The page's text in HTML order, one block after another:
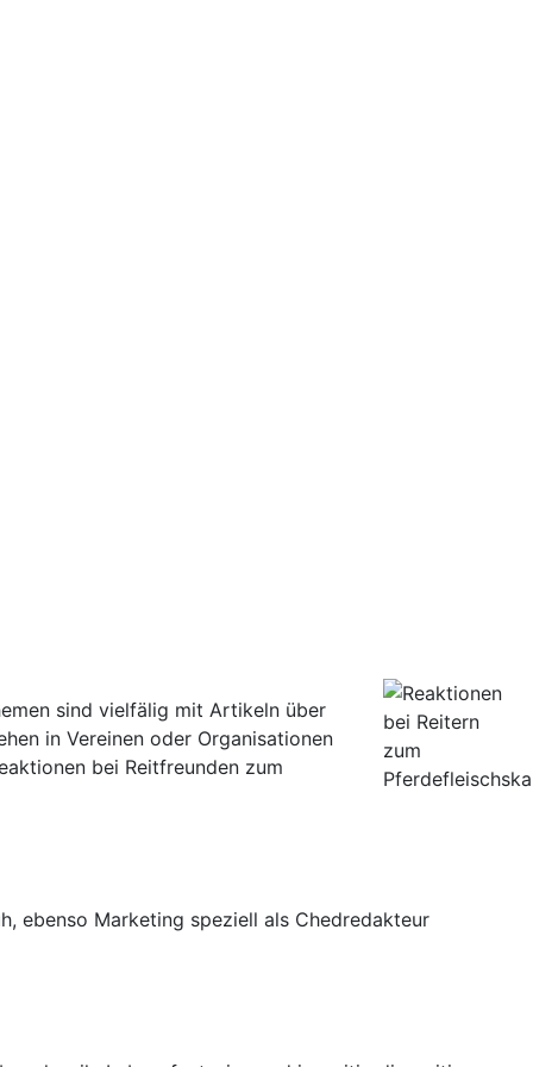
sind vielfälig mit Artikeln über
in Vereinen oder Organisationen
bei Reitfreunden zum
ebenso Marketing speziell als Chedredakteur